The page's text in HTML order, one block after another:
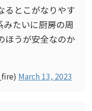
るとこがなりやす
みたいに厨房の周
ほうが安全なのか
March 13, 2023